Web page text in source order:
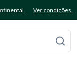
Ver condições.